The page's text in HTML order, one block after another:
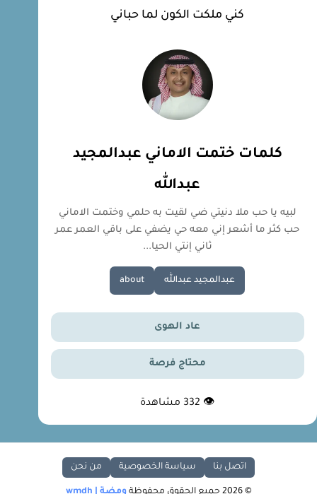
كني ملكت الكون لما حباني
كلمات ختمت الاماني عبدالمجيد
عبدالله
لبيه يا حب ملا دنيتي ضي لقيت به حلمي وختمت الاماني
حب كثر ما أشعر إني معه حي يضفي على باقي العمر عمر
ثاني إنتي الحيا...
عبدالمجيد عبدالله about
عاد الهوى
محتاج فرصة
👁
332 مشاهدة
اتصل بنا سياسة الخصوصية من نحن
© 2026 جميع الحقوق محفوظة ومضة | wmdh